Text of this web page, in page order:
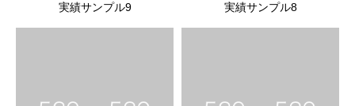
実績サンプル9 実績サンプル8